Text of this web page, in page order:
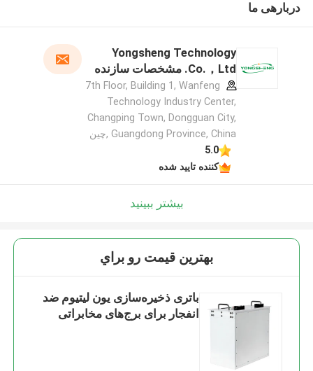
دربارهی ما
Yongsheng Technology
Co.，Ltd. مشخصات سازنده
7th Floor, Building 1, Wanfeng
Technology Industry Center,
Changping Town, Dongguan City,
Guangdong Province, China ,چین
5.0
کننده تایید شده
بیشتر ببینید
بهترين قيمت رو براي
باتری ذخیره‌سازی یون لیتیوم ضد
انفجار برای برج‌های مخابراتی